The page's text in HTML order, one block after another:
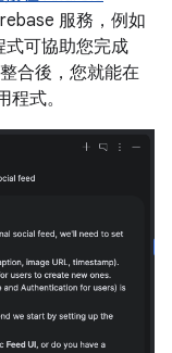
服務，例如
可協助您完成
合後，您就能在
式。